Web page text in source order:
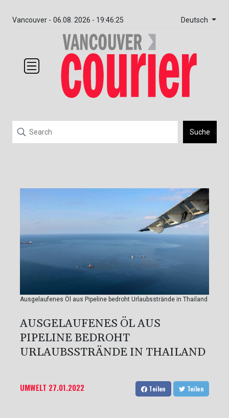
Vancouver - 06.08. 2026 - 19:46:25 Deutsch
Suche
Ausgelaufenes Öl aus Pipeline bedroht Urlaubsstrände in Thailand
AUSGELAUFENES ÖL AUS
PIPELINE BEDROHT
URLAUBSSTRÄNDE IN THAILAND
UMWELT 27.01.2022 Teilen Teilen